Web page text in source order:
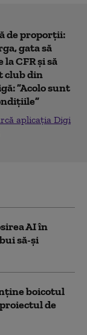
de proporții:
gata să
CFR și să
club din
”Acolo sunt
aplicația Digi
AI în
să-şi
boicotul
de